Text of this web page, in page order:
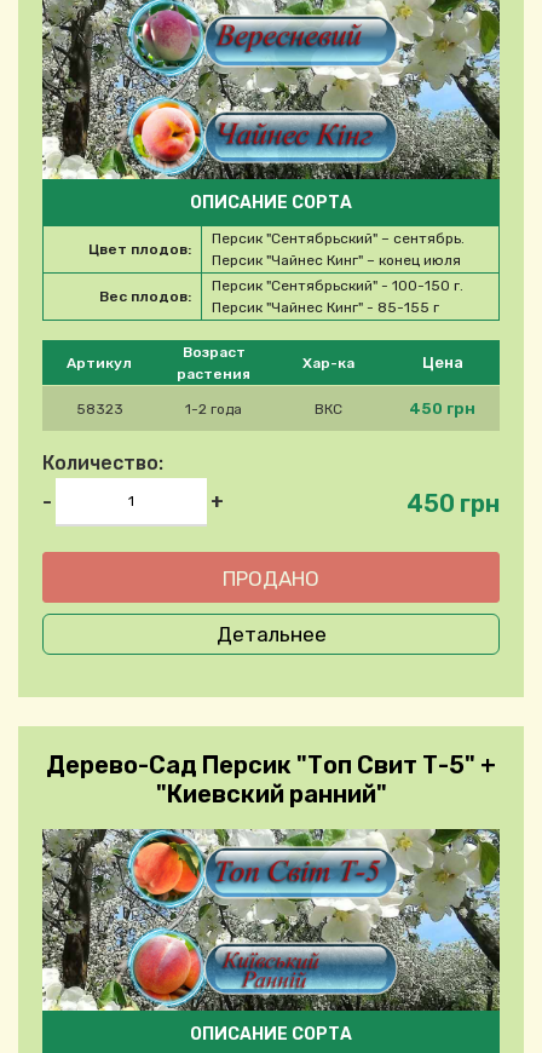
Please select product
Артикул
Возраст
растения
Хар-ка Цена
58323 1-2 года ВКС 450 грн
Количество:
-
+ 450 грн
ОПИСАНИЕ СОРТА
Цвет плодов:
Персик "Сентябрьский" – сентябрь.
Персик "Чайнес Кинг" – конец июля
Вес плодов:
Персик "Сентябрьский" - 100-150 г.
Персик "Чайнес Кинг" - 85-155 г
Детальнее
Дерево-Сад Персик "Топ Свит Т-5" +
"Киевский ранний"
ОПИСАНИЕ СОРТА